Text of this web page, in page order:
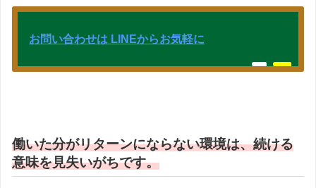
お問い合わせは LINEからお気軽に
働いた分がリターンにならない環境は、続ける
意味を見失いがちです。